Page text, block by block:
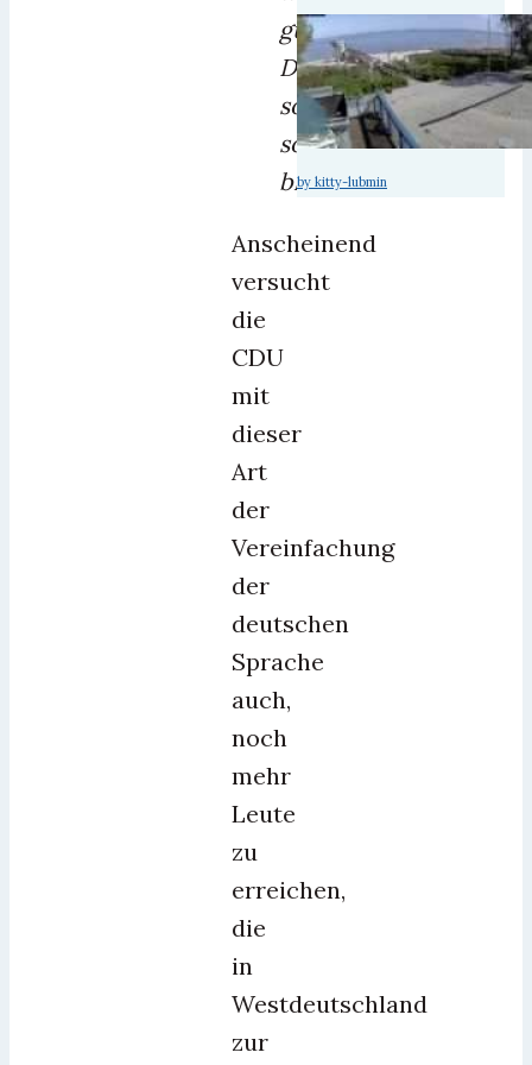
gut.
Das
soll
so
bleiben!“
Anscheinend
versucht
die
CDU
mit
dieser
Art
der
Vereinfachung
der
deutschen
Sprache
auch,
noch
mehr
Leute
zu
erreichen,
die
in
Westdeutschland
zur
by kitty-lubmin